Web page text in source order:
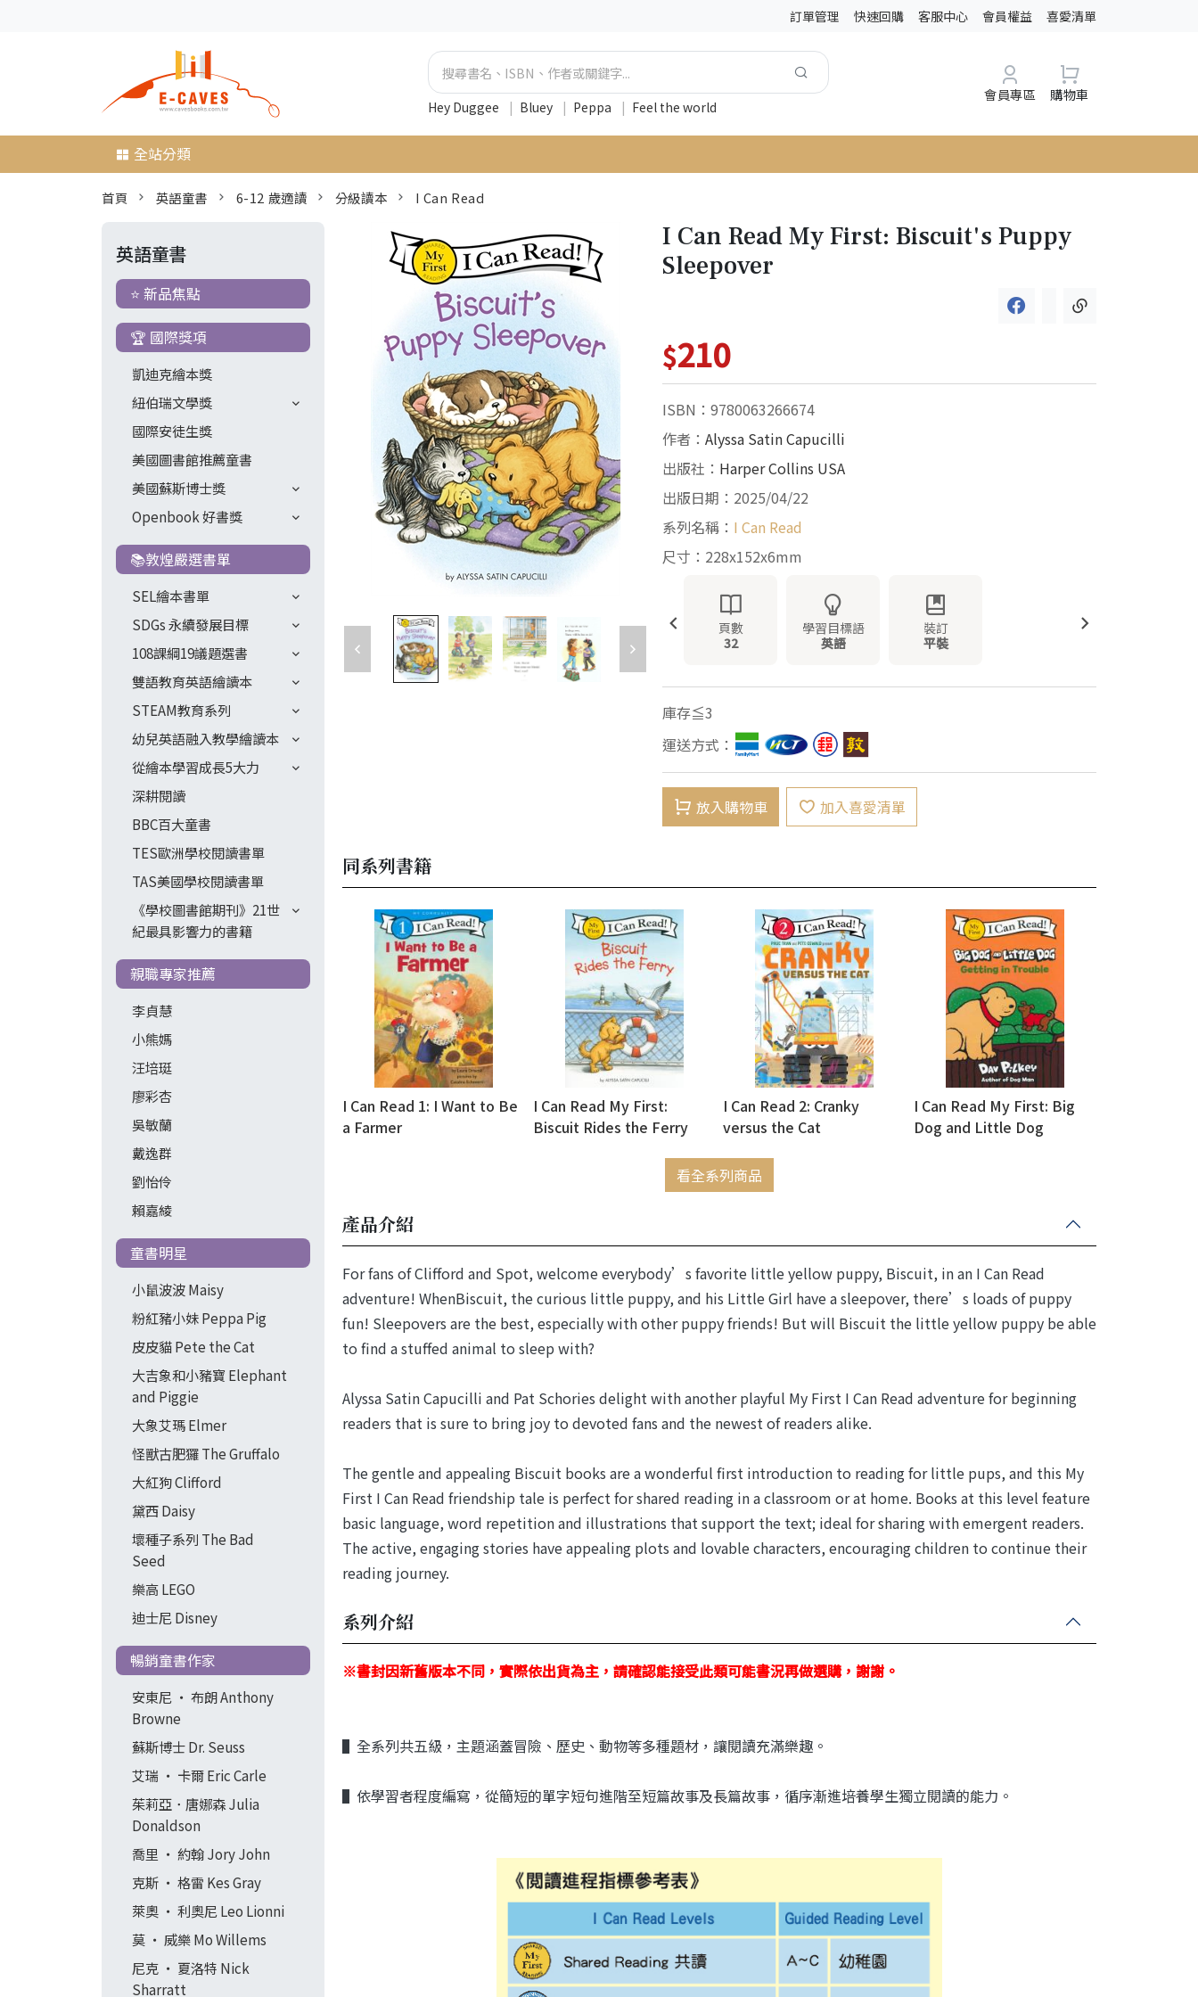
訂單管理 快速回購 客服中心 會員權益 喜愛清單
Hey Duggee | Bluey | Peppa | Feel the world
會員專區 購物車
全站分類
首頁 英語童書 6-12 歲適讀 分級讀本 I Can Read
英語童書
⭐ 新品焦點
🏆 國際獎項
凱迪克繪本獎
紐伯瑞文學獎
國際安徒生獎
美國圖書館推薦童書
美國蘇斯博士獎
Openbook 好書獎
📚敦煌嚴選書單
SEL繪本書單
SDGs 永續發展目標
108課綱19議題選書
雙語教育英語繪讀本
STEAM教育系列
幼兒英語融入教學繪讀本
從繪本學習成長5大力
深耕閱讀
BBC百大童書
TES歐洲學校閱讀書單
TAS美國學校閱讀書單
《學校圖書館期刊》21世
紀最具影響力的書籍
親職專家推薦
李貞慧
小熊媽
汪培珽
廖彩杏
吳敏蘭
戴逸群
劉怡伶
賴嘉綾
童書明星
小鼠波波 Maisy
粉紅豬小妹 Peppa Pig
皮皮貓 Pete the Cat
大吉象和小豬寶 Elephant
and Piggie
大象艾瑪 Elmer
怪獸古肥玀 The Gruffalo
大紅狗 Clifford
黛西 Daisy
壞種子系列 The Bad
Seed
樂高 LEGO
迪士尼 Disney
暢銷童書作家
安東尼 ‧ 布朗 Anthony
Browne
蘇斯博士 Dr. Seuss
艾瑞 ‧ 卡爾 Eric Carle
茱莉亞．唐娜森 Julia
Donaldson
喬里 ‧ 約翰 Jory John
克斯 ‧ 格雷 Kes Gray
萊奧 ‧ 利奧尼 Leo Lionni
莫 ‧ 威樂 Mo Willems
尼克 ‧ 夏洛特 Nick
Sharratt
I Can Read My First: Biscuit's Puppy
Sleepover
$210
ISBN：9780063266674
作者：Alyssa Satin Capucilli
出版社： Harper Collins USA
出版日期：2025/04/22
系列名稱： I Can Read
尺寸：228x152x6mm
頁數
32
學習目標語
英語
裝訂
平裝
庫存≦3
運送方式：
放入購物車 加入喜愛清單
同系列書籍
I Can Read 1: I Want to Be
a Farmer
I Can Read My First:
Biscuit Rides the Ferry
I Can Read 2: Cranky
versus the Cat
I Can Read My First: Big
Dog and Little Dog
看全系列商品
產品介紹
For fans of Clifford and Spot, welcome everybody’s favorite little yellow puppy, Biscuit, in an I Can Read
adventure! WhenBiscuit, the curious little puppy, and his Little Girl have a sleepover, there’s loads of puppy
fun! Sleepovers are the best, especially with other puppy friends! But will Biscuit the little yellow puppy be able
to find a stuffed animal to sleep with?
Alyssa Satin Capucilli and Pat Schories delight with another playful My First I Can Read adventure for beginning
readers that is sure to bring joy to devoted fans and the newest of readers alike.
The gentle and appealing Biscuit books are a wonderful first introduction to reading for little pups, and this My
First I Can Read friendship tale is perfect for shared reading in a classroom or at home. Books at this level feature
basic language, word repetition and illustrations that support the text; ideal for sharing with emergent readers.
The active, engaging stories have appealing plots and lovable characters, encouraging children to continue their
reading journey.
系列介紹
※書封因新舊版本不同，實際依出貨為主，請確認能接受此類可能書況再做選購，謝謝。
▌全系列共五級，主題涵蓋冒險、歷史、動物等多種題材，讓閱讀充滿樂趣。
▌依學習者程度編寫，從簡短的單字短句進階至短篇故事及長篇故事，循序漸進培養學生獨立閱讀的能力。